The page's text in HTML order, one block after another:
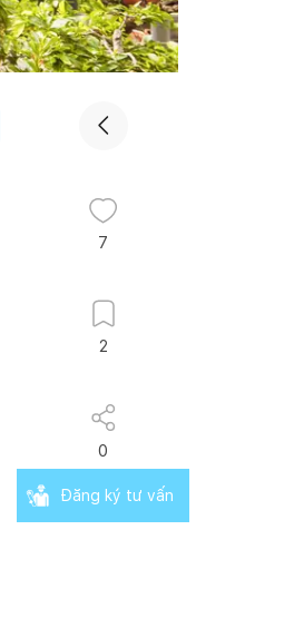
7
2
0
Đăng ký tư vấn